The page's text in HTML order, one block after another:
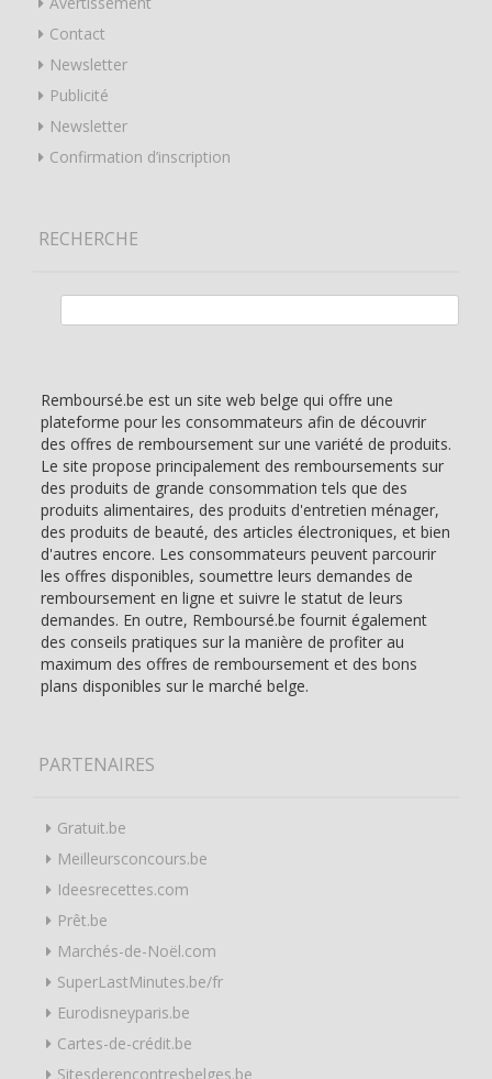
Contact
Newsletter
Publicité
Newsletter
Confirmation d’inscription
RECHERCHE
Remboursé.be est un site web belge qui offre une
plateforme pour les consommateurs afin de découvrir
des offres de remboursement sur une variété de produits.
Le site propose principalement des remboursements sur
des produits de grande consommation tels que des
produits alimentaires, des produits d'entretien ménager,
des produits de beauté, des articles électroniques, et bien
d'autres encore. Les consommateurs peuvent parcourir
les offres disponibles, soumettre leurs demandes de
remboursement en ligne et suivre le statut de leurs
demandes. En outre, Remboursé.be fournit également
des conseils pratiques sur la manière de profiter au
maximum des offres de remboursement et des bons
plans disponibles sur le marché belge.
PARTENAIRES
Gratuit.be
Meilleursconcours.be
Ideesrecettes.com
Prêt.be
Marchés-de-Noël.com
SuperLastMinutes.be/fr
Eurodisneyparis.be
Cartes-de-crédit.be
Sitesderencontresbelges.be